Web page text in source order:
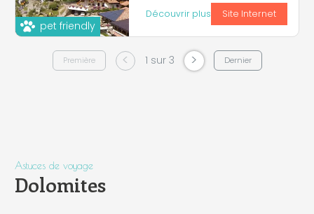
pet friendly
Découvrir plus Site Internet
Première < 1 sur 3 > Dernier
Astuces de voyage
Dolomites